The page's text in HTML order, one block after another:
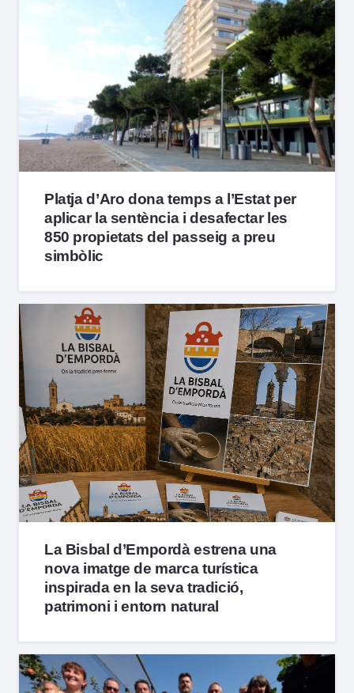
Platja d’Aro dona temps a l’Estat per
aplicar la sentència i desafectar les
850 propietats del passeig a preu
simbòlic
La Bisbal d’Empordà estrena una
nova imatge de marca turística
inspirada en la seva tradició,
patrimoni i entorn natural